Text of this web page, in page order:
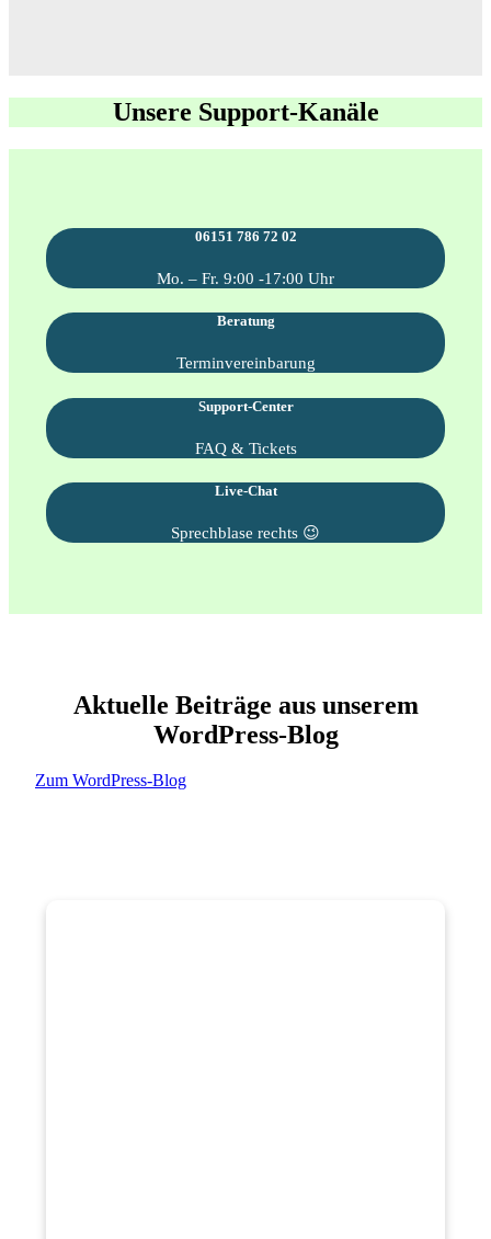
Unsere Support-Kanäle
06151 786 72 02
Mo. – Fr. 9:00 -17:00 Uhr
Beratung
Terminvereinbarung
Support-Center
FAQ & Tickets
Live-Chat
Sprechblase rechts 😉
Aktuelle Beiträge aus unserem
WordPress-Blog
Zum WordPress-Blog